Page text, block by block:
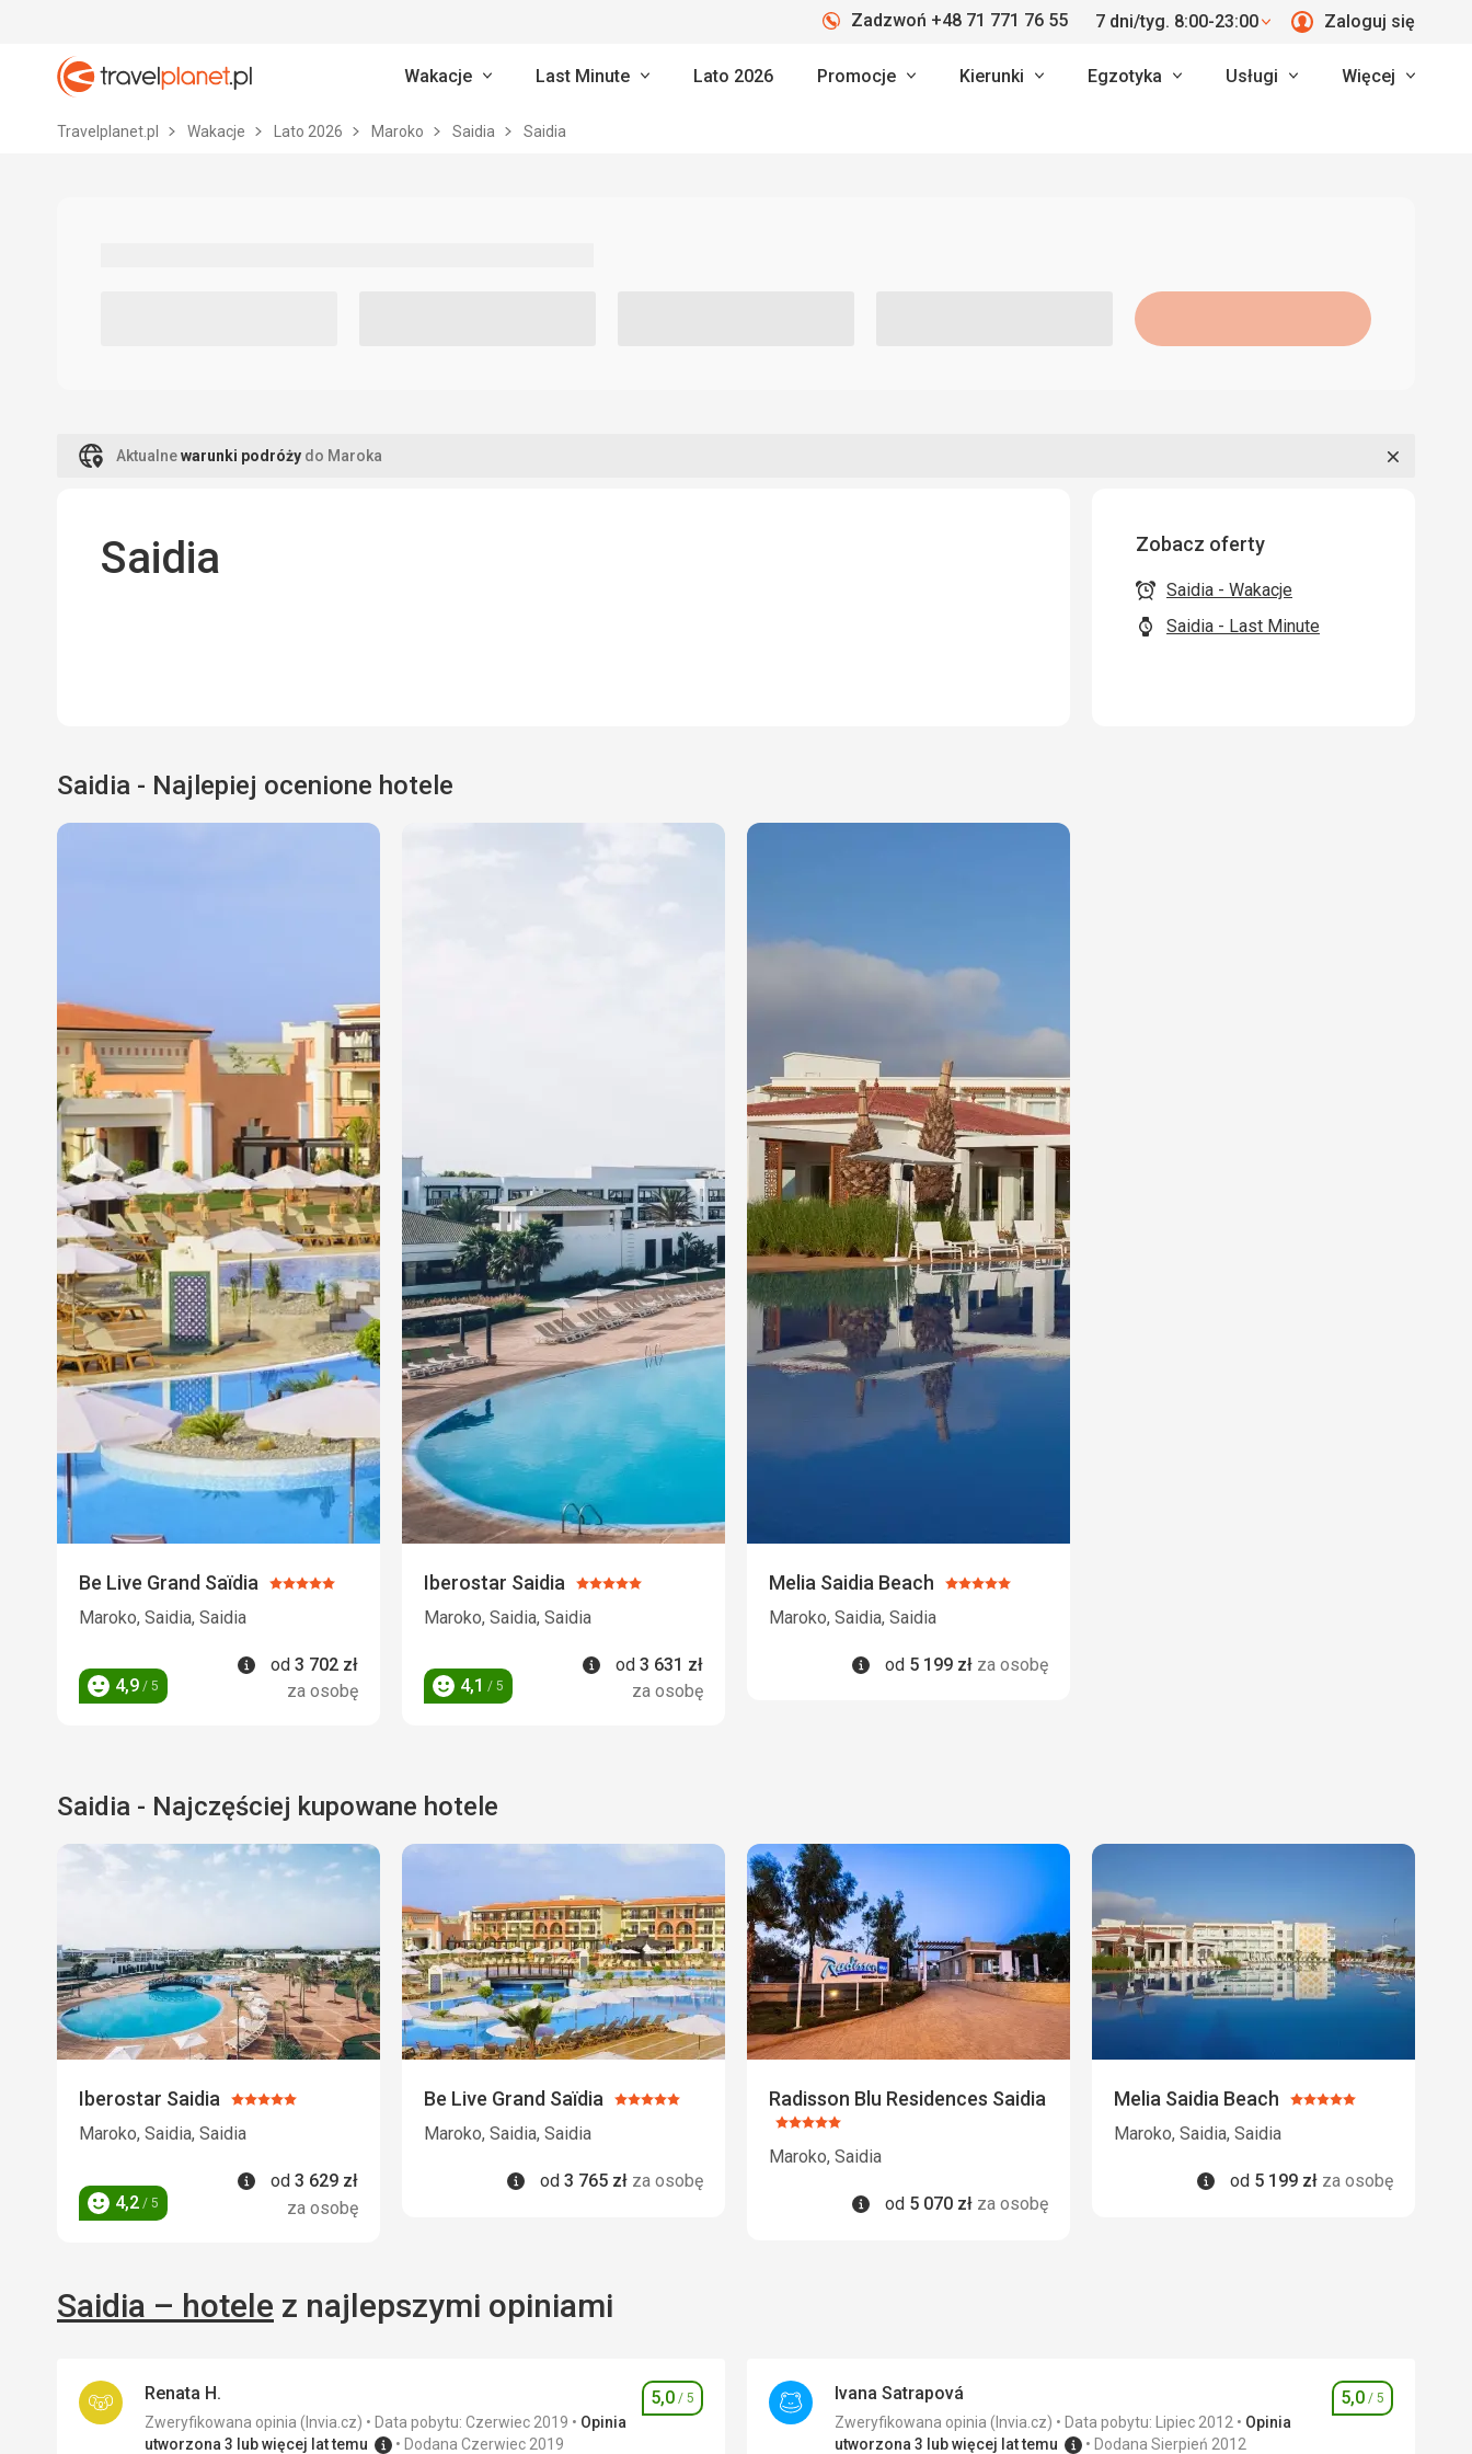
Travelplanet.pl
Zadzwoń +48 71 771 76 55 7 dni/tyg. 8:00-23:00 Zaloguj się
Wakacje Last Minute Lato 2026 Promocje Kierunki Egzotyka Usługi Więcej
Travelplanet.pl Wakacje Lato 2026 Maroko Saidia Saidia
Aktualnewarunki podróży do Maroka
Saidia Zobacz oferty
Saidia - Wakacje
Saidia - Last Minute
Saidia - Najlepiej ocenione hotele
Be Live Grand Saïdia Ocena:
Maroko, Saidia, Saidia
Ocena
4,9 / 5
Informacje
od 3 702 zł
za osobę
Iberostar Saidia Ocena:
5/5
Maroko, Saidia, Saidia
Ocena
4,1 / 5
Informacje
od 3 631 zł
za osobę
Melia Saidia Beach Ocena:
Maroko, Saidia, Saidia
Informacje
od 5 199 zł za osobę
Saidia - Najczęściej kupowane hotele
Iberostar Saidia Ocena:
5/5
Maroko, Saidia, Saidia
Ocena
4,2 / 5
Informacje
od 3 629 zł
za osobę
Be Live Grand Saïdia Ocena:
Maroko, Saidia, Saidia
Informacje
od 3 765 zł za osobę
Radisson Blu Residences Saidia
Ocena:
5/5
Maroko, Saidia
Informacje
od 5 070 zł za osobę
Melia Saidia Beach Ocena:
Maroko, Saidia, Saidia
Informacje
od 5 199 zł za osobę
Saidia – hotele z najlepszymi opiniami
Renata H.
Ocena
5,0 / 5
Zweryfikowana opinia (Invia.cz) Data pobytu: Czerwiec 2019
Opinia
utworzona 3 lub więcej lat temu
Dodana Czerwiec 2019
Ivana Satrapová
Ocena
5,0 / 5
Zweryfikowana opinia (Invia.cz) Data pobytu: Lipiec 2012
Opinia
utworzona 3 lub więcej lat temu
Dodana Sierpień 2012